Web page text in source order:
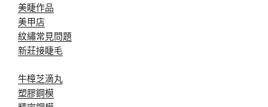
美睫作品
美甲店
紋繡常見問題
新莊接睫毛
牛樟芝滴丸
塑膠鋼模